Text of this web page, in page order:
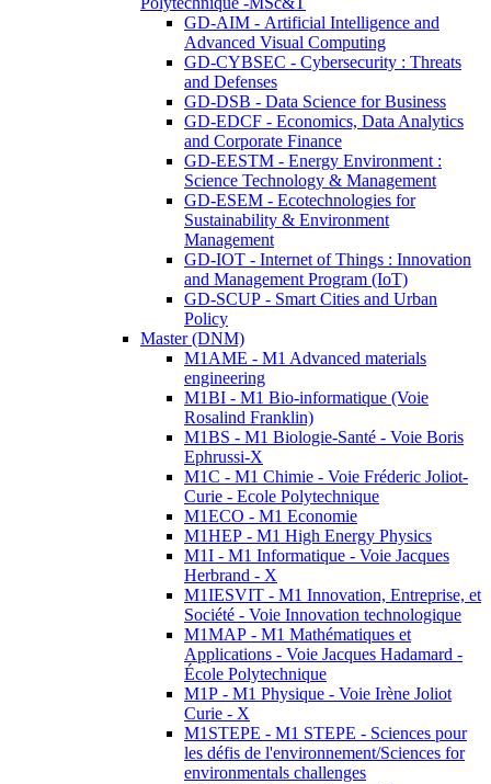
GD-AIM - Artificial Intelligence and
Advanced Visual Computing
GD-CYBSEC - Cybersecurity : Threats
and Defenses
GD-DSB - Data Science for Business
GD-EDCF - Economics, Data Analytics
and Corporate Finance
GD-EESTM - Energy Environment :
Science Technology & Management
GD-ESEM - Ecotechnologies for
Sustainability & Environment
Management
GD-IOT - Internet of Things : Innovation
and Management Program (IoT)
GD-SCUP - Smart Cities and Urban
Policy
Master (DNM)
M1AME - M1 Advanced materials
engineering
M1BI - M1 Bio-informatique (Voie
Rosalind Franklin)
M1BS - M1 Biologie-Santé - Voie Boris
Ephrussi-X
M1C - M1 Chimie - Voie Fréderic Joliot-
Curie - Ecole Polytechnique
M1ECO - M1 Economie
M1HEP - M1 High Energy Physics
M1I - M1 Informatique - Voie Jacques
Herbrand - X
M1IESVIT - M1 Innovation, Entreprise, et
Société - Voie Innovation technologique
M1MAP - M1 Mathématiques et
Applications - Voie Jacques Hadamard -
École Polytechnique
M1P - M1 Physique - Voie Irène Joliot
Curie - X
M1STEPE - M1 STEPE - Sciences pour
les défis de l'environnement/Sciences for
environmentals challenges